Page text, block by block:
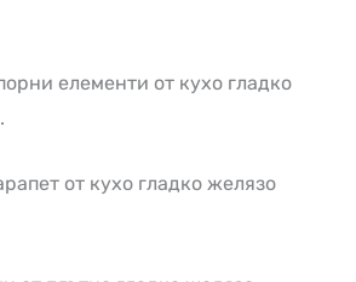
елементи от кухо гладко
от кухо гладко желязо